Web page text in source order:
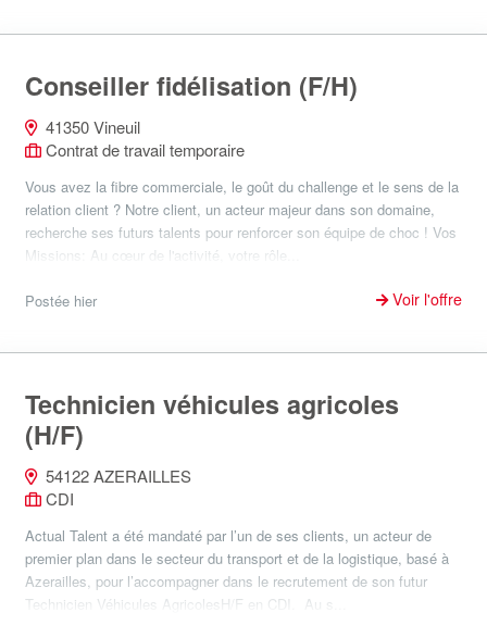
Conseiller fidélisation (F/H)
41350 Vineuil
Contrat de travail temporaire
Vous avez la fibre commerciale, le goût du challenge et le sens de la
relation client ? Notre client, un acteur majeur dans son domaine,
recherche ses futurs talents pour renforcer son équipe de choc ! Vos
Missions: Au cœur de l'activité, votre rôle...
Postée hier Voir l'offre
Technicien véhicules agricoles
(H/F)
54122 AZERAILLES
CDI
Actual Talent a été mandaté par l’un de ses clients, un acteur de
premier plan dans le secteur du transport et de la logistique, basé à
Azerailles, pour l’accompagner dans le recrutement de son futur
Technicien Véhicules AgricolesH/F en CDI. Au s...